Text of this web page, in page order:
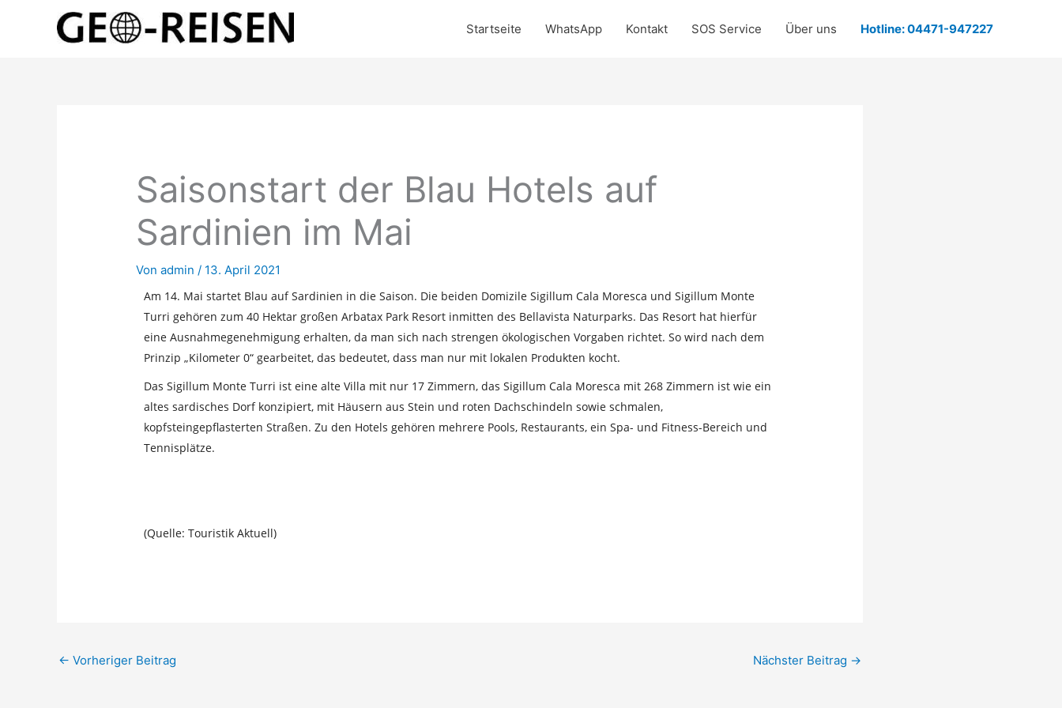
Startseite WhatsApp Kontakt SOS Service Über uns Hotline: 04471-947227
Saisonstart der Blau Hotels auf
Sardinien im Mai
Vonadmin/ 13. April 2021
Am 14. Mai startet Blau auf Sardinien in die Saison. Die beiden Domizile Sigillum Cala Moresca und Sigillum Monte
Turri gehören zum 40 Hektar großen Arbatax Park Resort inmitten des Bellavista Naturparks. Das Resort hat hierfür
eine Ausnahmegenehmigung erhalten, da man sich nach strengen ökologischen Vorgaben richtet. So wird nach dem
Prinzip „Kilometer 0“ gearbeitet, das bedeutet, dass man nur mit lokalen Produkten kocht.
Das Sigillum Monte Turri ist eine alte Villa mit nur 17 Zimmern, das Sigillum Cala Moresca mit 268 Zimmern ist wie ein
altes sardisches Dorf konzipiert, mit Häusern aus Stein und roten Dachschindeln sowie schmalen,
kopfsteingepflasterten Straßen. Zu den Hotels gehören mehrere Pools, Restaurants, ein Spa- und Fitness-Bereich und
Tennisplätze.
(Quelle: Touristik Aktuell)
← Vorheriger Beitrag Nächster Beitrag →